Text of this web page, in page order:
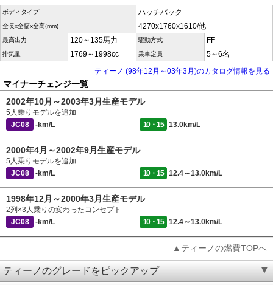
ボディタイプ ハッチバック
全長x全幅x全高(mm) 4270x1760x1610/他
最高出力 120～135馬力 駆動方式 FF
排気量 1769～1998cc 乗車定員
5～6名
ティーノ (98年12月～03年3月)のカタログ情報を見る
マイナーチェンジ一覧
2002年10月～2003年3月生産モデル
5人乗りモデルを追加
JC08
-km/L 10・15 13.0km/L
2000年4月～2002年9月生産モデル
5人乗りモデルを追加
JC08
-km/L 10・15 12.4～13.0km/L
1998年12月～2000年3月生産モデル
2列×3人乗りの変わったコンセプト
JC08
-km/L 10・15 12.4～13.0km/L
▲ティーノの燃費TOPへ
ティーノのグレードをピックアップ